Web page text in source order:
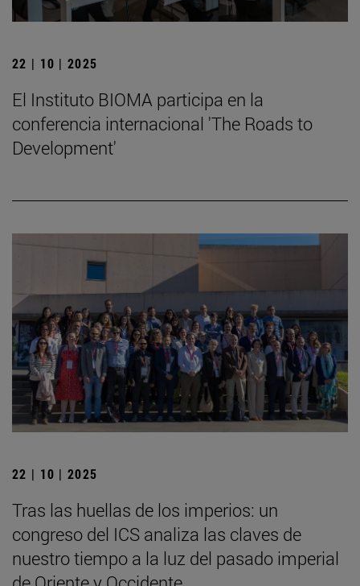
22 | 10 | 2025
El Instituto BIOMA participa en la
conferencia internacional 'The Roads to
Development'
22 | 10 | 2025
Tras las huellas de los imperios: un
congreso del ICS analiza las claves de
nuestro tiempo a la luz del pasado imperial